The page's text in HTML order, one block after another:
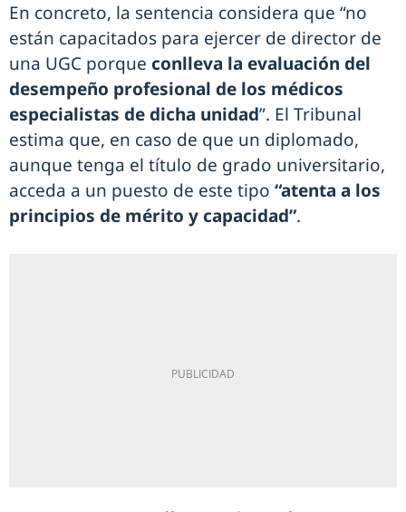
En concreto, la sentencia considera que “no
están capacitados para ejercer de director de
una UGC porque conlleva la evaluación del
desempeño profesional de los médicos
especialistas de dicha unidad”. El Tribunal
estima que, en caso de que un diplomado,
aunque tenga el título de grado universitario,
acceda a un puesto de este tipo “atenta a los
principios de mérito y capacidad”.